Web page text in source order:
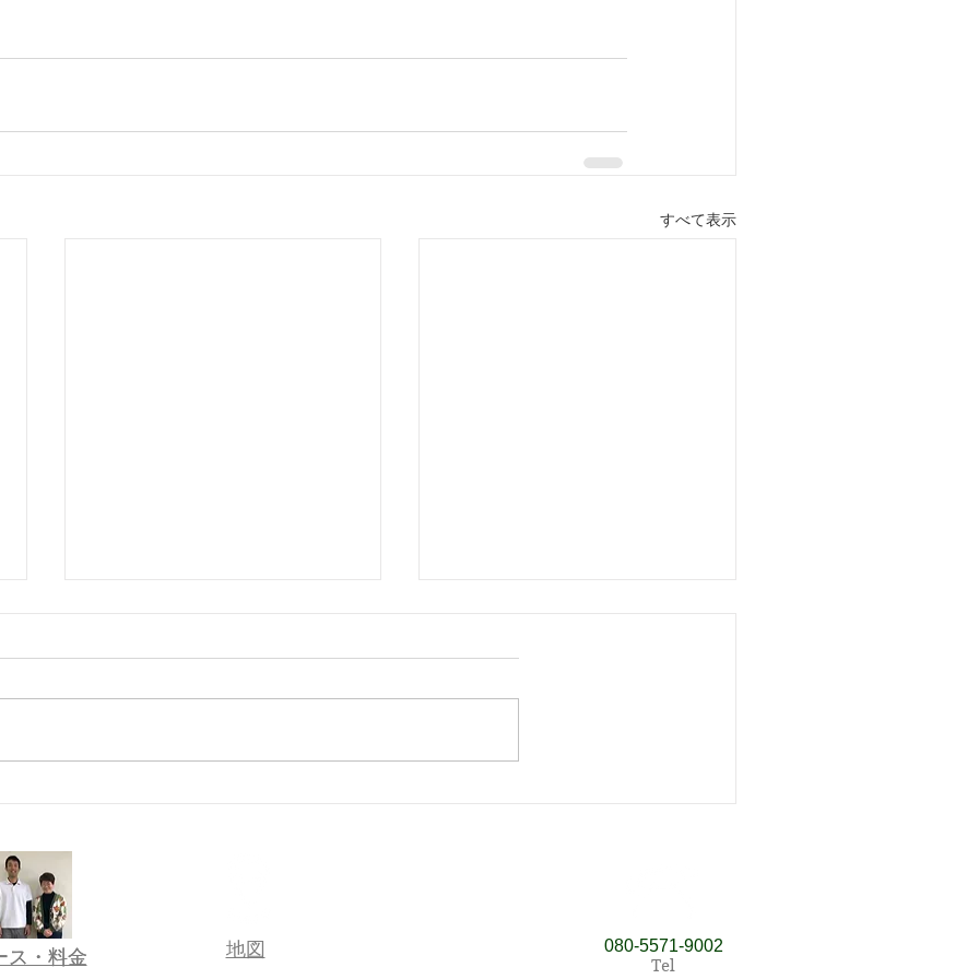
すべて表示
ス・料金
ス・料金 ​地図 ​080‐5571‐9002
Tel